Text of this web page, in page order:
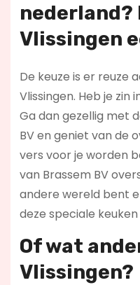
nederland?
Vlissingen
De keuze is er reuze
Vlissingen. Heb je zin
Ga dan gezellig met
BV en geniet van de
vers voor je worden
van Brassem BV
andere wereld bent
deze speciale
Of wat
Vlissingen?